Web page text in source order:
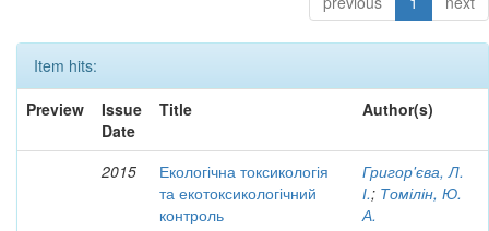
Item hits:
Preview
Issue
Date
Title Author(s)
2015
Екологічна токсикологія
та екотоксикологічний
контроль
Григор'єва, Л.
І.; Томілін, Ю.
А.